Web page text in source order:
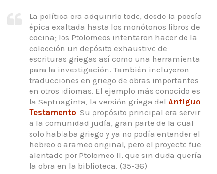
La política era adquirirlo todo, desde la poesía
épica exaltada hasta los monótonos libros de
cocina; los Ptolomeos intentaron hacer de la
colección un depósito exhaustivo de
escrituras griegas así como una herramienta
para la investigación. También incluyeron
traducciones en griego de obras importantes
en otros idiomas. El ejemplo más conocido es
la Septuaginta, la versión griega del Antiguo
Testamento. Su propósito principal era servir
a la comunidad judía, gran parte de la cual
solo hablaba griego y ya no podía entender el
hebreo o arameo original, pero el proyecto fue
alentado por Ptolomeo II, que sin duda quería
la obra en la biblioteca. (35-36)